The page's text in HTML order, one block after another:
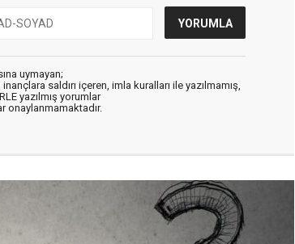
uymayan;
saldırı içeren, imla kuralları ile yazılmamış,
yazılmış yorumlar
onaylanmamaktadır.